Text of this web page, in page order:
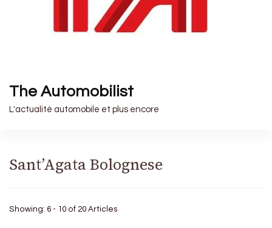
The Automobilist
L'actualité automobile et plus encore
Sant’Agata Bolognese
Showing: 6 - 10 of 20 Articles